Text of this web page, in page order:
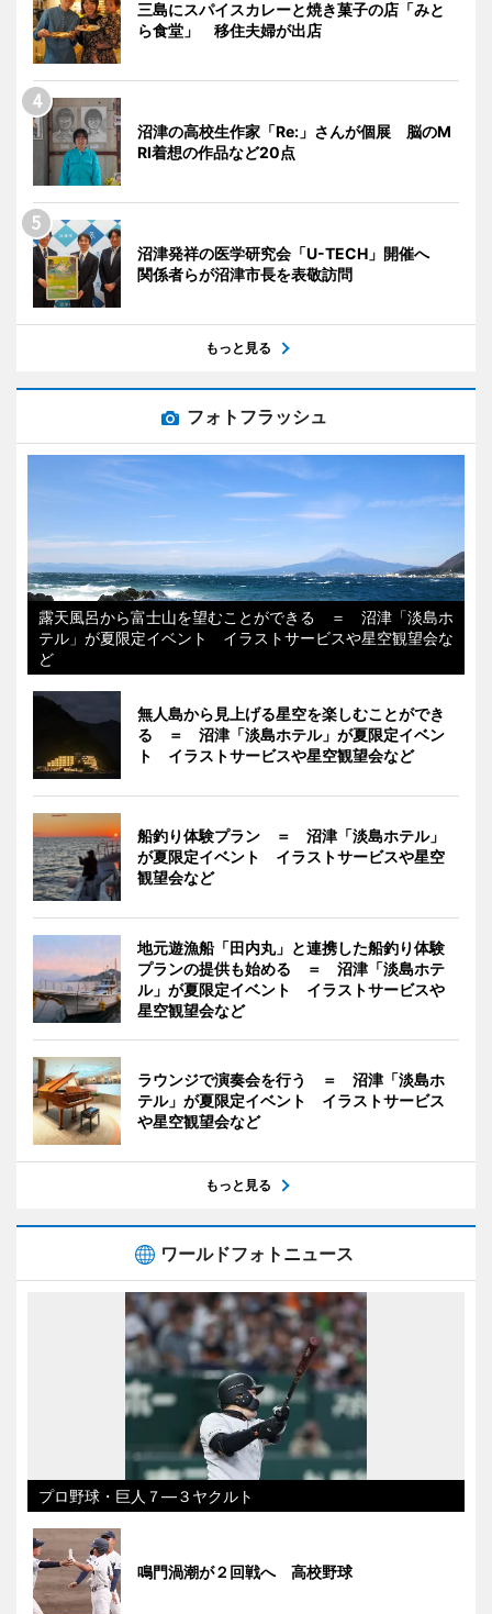
三島にスパイスカレーと焼き菓子の店「みと
ら食堂」 移住夫婦が出店
沼津の高校生作家「Re:」さんが個展 脳のM
RI着想の作品など20点
沼津発祥の医学研究会「U-TECH」開催へ
関係者らが沼津市長を表敬訪問
もっと見る
フォトフラッシュ
露天風呂から富士山を望むことができる ＝ 沼津「淡島ホ
テル」が夏限定イベント イラストサービスや星空観望会な
ど
無人島から見上げる星空を楽しむことができ
る ＝ 沼津「淡島ホテル」が夏限定イベン
ト イラストサービスや星空観望会など
船釣り体験プラン ＝ 沼津「淡島ホテル」
が夏限定イベント イラストサービスや星空
観望会など
地元遊漁船「田内丸」と連携した船釣り体験
プランの提供も始める ＝ 沼津「淡島ホテ
ル」が夏限定イベント イラストサービスや
星空観望会など
ラウンジで演奏会を行う ＝ 沼津「淡島ホ
テル」が夏限定イベント イラストサービス
や星空観望会など
もっと見る
ワールドフォトニュース
プロ野球・巨人７―３ヤクルト
鳴門渦潮が２回戦へ 高校野球